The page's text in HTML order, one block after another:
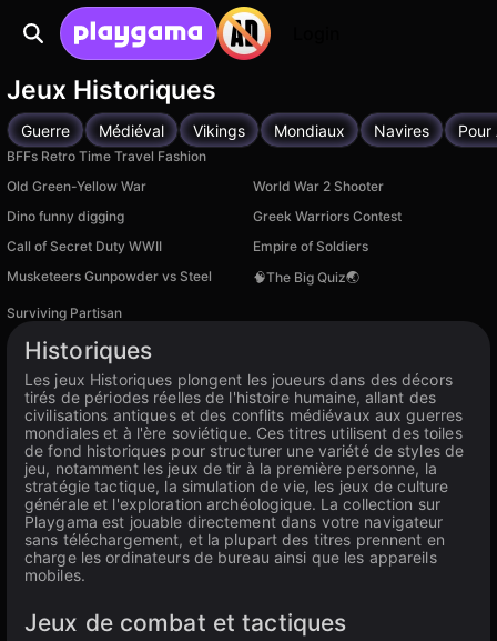
Jeux Historiques
Guerre Médiéval Vikings Mondiaux Navires Pour
BFFs Retro Time Travel Fashion
Old Green-Yellow War
World War 2 Shooter
Dino funny digging
Greek Warriors Contest
Call of Secret Duty WWII
Empire of Soldiers
Musketeers Gunpowder vs Steel
🧠The Big Quiz🌏
Disponible sur PC
Surviving Partisan
Historiques
Les jeux Historiques plongent les joueurs dans des décors
tirés de périodes réelles de l'histoire humaine, allant des
civilisations antiques et des conflits médiévaux aux guerres
mondiales et à l'ère soviétique. Ces titres utilisent des toiles
de fond historiques pour structurer une variété de styles de
jeu, notamment les jeux de tir à la première personne, la
stratégie tactique, la simulation de vie, les jeux de culture
générale et l'exploration archéologique. La collection sur
Playgama est jouable directement dans votre navigateur
sans téléchargement, et la plupart des titres prennent en
charge les ordinateurs de bureau ainsi que les appareils
mobiles.
Jeux de combat et tactiques